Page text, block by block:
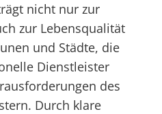
nicht nur zur
zur Lebensqualität
und Städte, die
Dienstleister
des
Durch klare